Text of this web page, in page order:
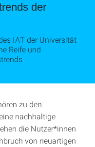
der
IAT der Universität
Reife und
zu den
nachhaltige
die Nutzer*innen
von neuartigen